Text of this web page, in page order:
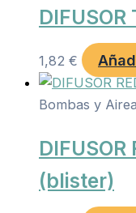
DIFUSOR
1,82 €
Bombas y
DIFUSOR
(blister)